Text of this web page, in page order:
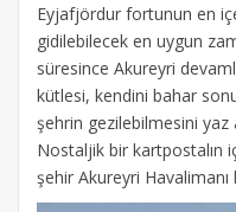
Eyjafjördur fortunun en
gidilebilecek en uygun
süresince Akureyri
kütlesi, kendini bahar
şehrin gezilebilmesini yaz
Nostaljik bir kartpostalın
şehir Akureyri Havalimanı